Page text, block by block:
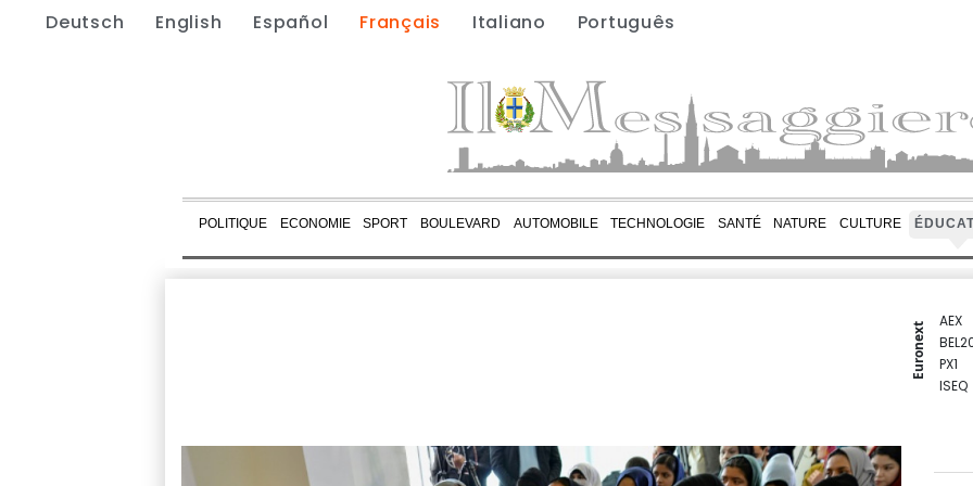
Deutsch English Español Français Italiano Português
POLITIQUE ECONOMIE SPORT BOULEVARD AUTOMOBILE TECHNOLOGIE SANTÉ NATURE CULTURE
Euronext
AEX
PX1
ISEQ